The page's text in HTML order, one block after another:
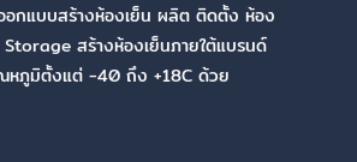
อกแบบสร้างห้องเย็น ผลิต ติดตั้ง ห้อง
สร้างห้องเย็นภายใต้แบรนด์
หภูมิตั้งแต่ -40 ถึง +18C ด้วย